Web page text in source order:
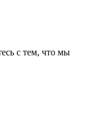
с тем, что мы